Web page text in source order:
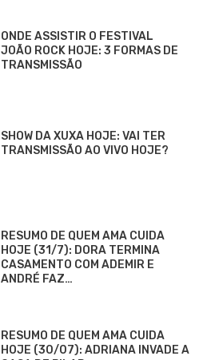
ONDE ASSISTIR O FESTIVAL
JOÃO ROCK HOJE: 3 FORMAS DE
TRANSMISSÃO
SHOW DA XUXA HOJE: VAI TER
TRANSMISSÃO AO VIVO HOJE?
RESUMO DE QUEM AMA CUIDA
HOJE (31/7): DORA TERMINA
CASAMENTO COM ADEMIR E
ANDRÉ FAZ…
RESUMO DE QUEM AMA CUIDA
HOJE (30/07): ADRIANA INVADE A